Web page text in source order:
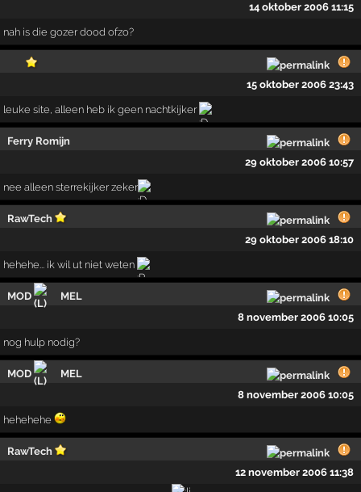
14 oktober 2006 11:15
nah is die gozer dood ofzo?
15 oktober 2006 23:43
leuke site, alleen heb ik geen nachtkijker
Ferry Romijn
29 oktober 2006 10:57
nee alleen sterrekijker zeker
RawTech
29 oktober 2006 18:10
hehehe... ik wil ut niet weten
MOD
MEL
8 november 2006 10:05
nog hulp nodig?
MOD
MEL
8 november 2006 10:05
hehehehe
RawTech
12 november 2006 11:38